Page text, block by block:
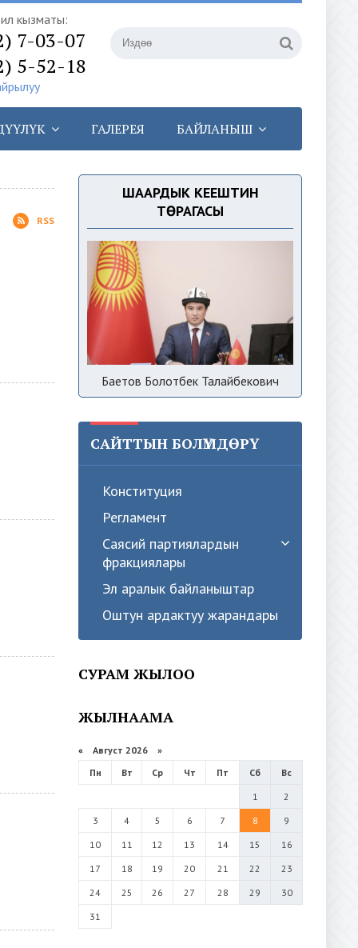
кызматы:
7-03-07
5-52-18
ГАЛЕРЕЯ БАЙЛАНЫШ
RSS
ШААРДЫК КЕҢЕШТИН
ТӨРАГАСЫ
Баетов Болотбек Талайбекович
САЙТТЫН БОЛҮМДӨРҮ
Конституция
Регламент
Саясий партиялардын
фракциялары
Эл аралык байланыштар
Оштун ардактуу жарандары
СУРАМ ЖЫЛОО
ЖЫЛНААМА
« Август 2026 »
Пн
Вт Ср Чт Пт Сб
Вс
1
2
3
4 5 6 7 8
9
10
11 12 13 14 15
16
17
18 19 20 21 22
23
24
25 26 27 28 29
30
31